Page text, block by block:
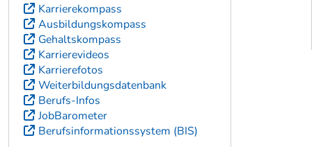
Karrierekompass
Ausbildungskompass
Gehaltskompass
Karrierevideos
Karrierefotos
Weiterbildungsdatenbank
Berufs-Infos
JobBarometer
Berufsinformationssystem (BIS)